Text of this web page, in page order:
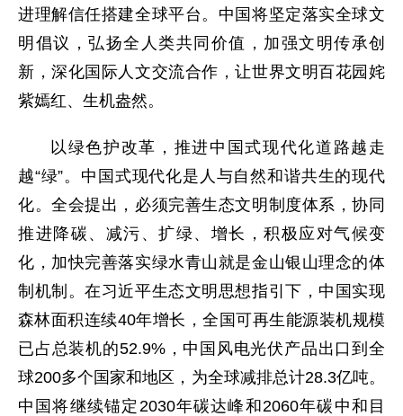
进理解信任搭建全球平台。中国将坚定落实全球文
明倡议，弘扬全人类共同价值，加强文明传承创
新，深化国际人文交流合作，让世界文明百花园姹
紫嫣红、生机盎然。
以绿色护改革，推进中国式现代化道路越走
越“绿”。中国式现代化是人与自然和谐共生的现代
化。全会提出，必须完善生态文明制度体系，协同
推进降碳、减污、扩绿、增长，积极应对气候变
化，加快完善落实绿水青山就是金山银山理念的体
制机制。在习近平生态文明思想指引下，中国实现
森林面积连续40年增长，全国可再生能源装机规模
已占总装机的52.9%，中国风电光伏产品出口到全
球200多个国家和地区，为全球减排总计28.3亿吨。
中国将继续锚定2030年碳达峰和2060年碳中和目